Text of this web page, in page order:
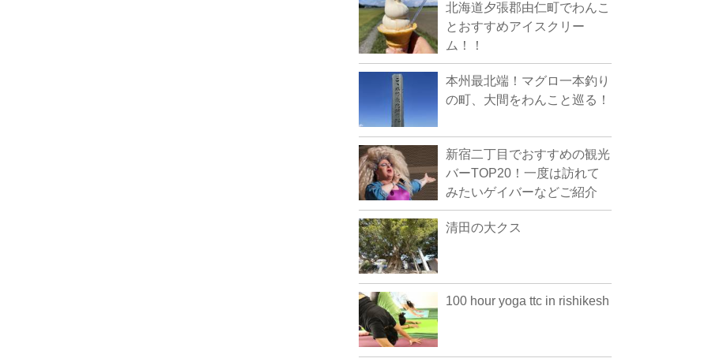
北海道夕張郡由仁町でわんこ
とおすすめアイスクリー
ム！！
本州最北端！マグロ一本釣り
の町、大間をわんこと巡る！
新宿二丁目でおすすめの観光
バーTOP20！一度は訪れて
みたいゲイバーなどご紹介
清田の大クス
100 hour yoga ttc in rishikesh